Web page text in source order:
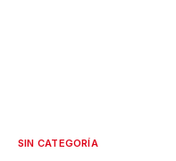
SIN CATEGORÍA